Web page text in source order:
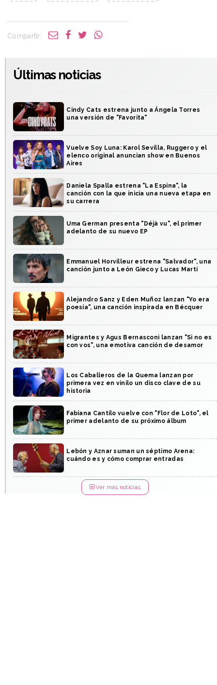
Compartir:
Últimas noticias
Cindy Cats estrena junto a Ángela Torres
una versión de "Favorita"
Vuelve Soy Luna: Karol Sevilla, Ruggero y el
elenco original anuncian show en Buenos
Aires
Daniela Spalla estrena "La Espina", la
canción con la que inicia una nueva etapa en
su carrera
Uma German presenta "Déjà vu", el primer
adelanto de su nuevo EP
Emmanuel Horvilleur estrena "Salvador", una
canción junto a León Gieco y Lucas Martí
Alejandro Sanz y Eden Muñoz lanzan "Yo era
poesía", una canción inspirada en Bécquer
Migrantes y Agus Bernasconi lanzan "Si no es
con vos", una emotiva canción de desamor
Los Caballeros de la Quema lanzan por
primera vez en vinilo un disco clave de su
historia
Fabiana Cantilo vuelve con "Flor de Loto", el
primer adelanto de su próximo álbum
Lebón y Aznar suman un séptimo Arena:
cuándo es y cómo comprar entradas
Ver más noticias